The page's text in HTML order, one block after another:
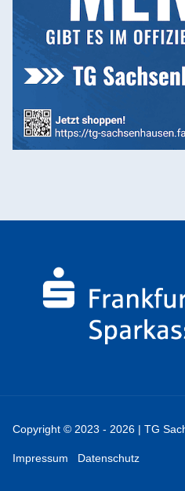
Copyright © 2023 - 2026 | TG
Impressum Datenschutz